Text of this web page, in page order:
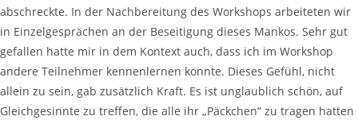
abschreckte. In der Nachbereitung des Workshops arbeiteten wir
in Einzelgesprächen an der Beseitigung dieses Mankos. Sehr gut
gefallen hatte mir in dem Kontext auch, dass ich im Workshop
andere Teilnehmer kennenlernen konnte. Dieses Gefühl, nicht
allein zu sein, gab zusätzlich Kraft. Es ist unglaublich schön, auf
Gleichgesinnte zu treffen, die alle ihr „Päckchen“ zu tragen hatten